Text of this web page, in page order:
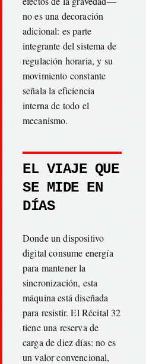
no es una decoración
adicional: es parte
integrante del sistema de
regulación horaria, y su
movimiento constante
señala la eficiencia
interna de todo el
mecanismo.
EL VIAJE QUE
SE MIDE EN
DÍAS
Donde un dispositivo
digital consume energía
para mantener la
sincronización, esta
máquina está diseñada
para resistir. El Récital 32
tiene una reserva de
carga de diez días: no es
un valor convencional,